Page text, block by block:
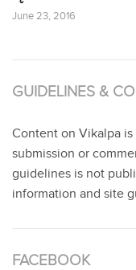
June 23, 2016
GUIDELINES &
Content on Vikalpa
submission or
guidelines is not
information and site
FACEBOOK